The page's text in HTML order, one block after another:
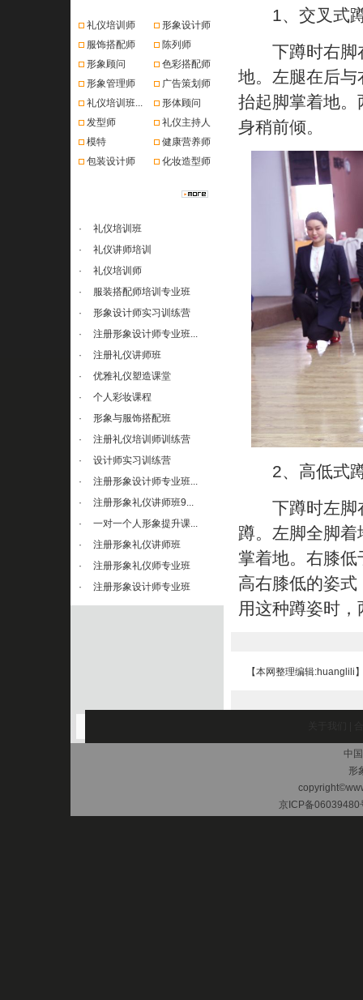
礼仪培训师
形象设计师
服饰搭配师
陈列师
形象顾问
色彩搭配师
形象管理师
广告策划师
礼仪培训班...
形体顾问
发型师
礼仪主持人
模特
健康营养师
包装设计师
化妆造型师
·
礼仪培训班
·
礼仪讲师培训
·
礼仪培训师
·
服装搭配师培训专业班
·
形象设计师实习训练营
·
注册形象设计师专业班...
·
注册礼仪讲师班
·
优雅礼仪塑造课堂
·
个人彩妆课程
·
形象与服饰搭配班
·
注册礼仪培训师训练营
·
设计师实习训练营
·
注册形象设计师专业班...
·
注册形象礼仪讲师班9...
·
一对一个人形象提升课...
·
注册形象礼仪讲师班
·
注册形象礼仪师专业班
·
注册形象设计师专业班
1、交叉式
下蹲时右脚在
地。左腿在后
抬起脚掌着地
身稍前倾。
2、高低式
下蹲时左脚在
蹲。左脚全脚
掌着地。右膝
高右膝低的姿
用这种蹲姿时
【本网整理编辑:huanglili
中
形
京ICP备06039480